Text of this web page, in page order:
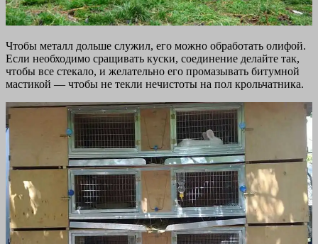
Чтобы металл дольше служил, его можно обработать олифой.
Если необходимо сращивать куски, соединение делайте так,
чтобы все стекало, и желательно его промазывать битумной
мастикой — чтобы не текли нечистоты на пол крольчатника.